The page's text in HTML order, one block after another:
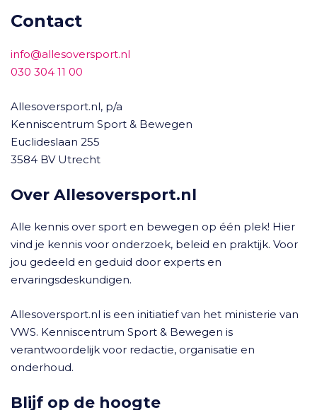
Contact
info@allesoversport.nl
030 304 11 00
Allesoversport.nl, p/a
Kenniscentrum Sport & Bewegen
Euclideslaan 255
3584 BV Utrecht
Over Allesoversport.nl
Alle kennis over sport en bewegen op één plek! Hier
vind je kennis voor onderzoek, beleid en praktijk. Voor
jou gedeeld en geduid door experts en
ervaringsdeskundigen.
Allesoversport.nl is een initiatief van het ministerie van
VWS. Kenniscentrum Sport & Bewegen is
verantwoordelijk voor redactie, organisatie en
onderhoud.
Blijf op de hoogte